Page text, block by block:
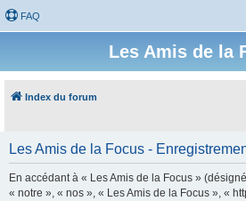
FAQ
Les Amis de la
Index du forum
Les Amis de la Focus -
En accédant à « Les Amis de la Focus »
« notre », « nos », « Les Amis de la Focus », «